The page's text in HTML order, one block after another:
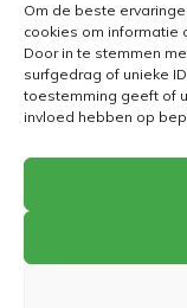
Om de beste
cookies om informatie
Door in te stemmen
surfgedrag of unieke
toestemming geeft of
invloed hebben op
Retourbeleid
BE 0682.845.059
©